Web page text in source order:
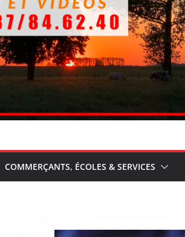
COMMERÇANTS, ÉCOLES & SERVICES